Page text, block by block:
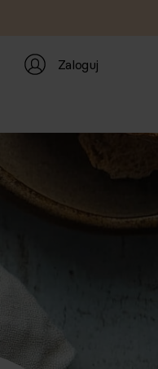
Zaloguj